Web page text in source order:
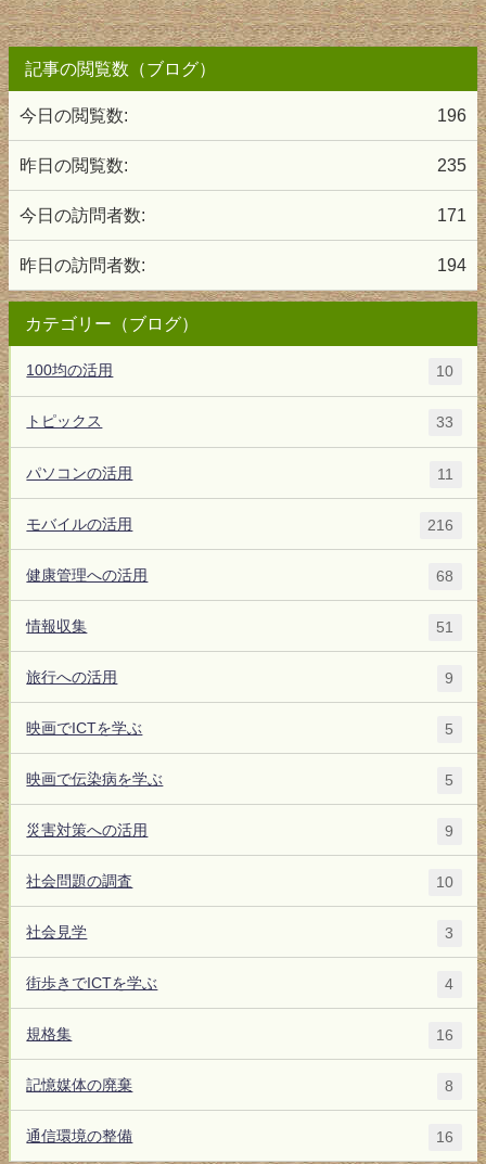
記事の閲覧数（ブログ）
196
今日の閲覧数:
235
昨日の閲覧数:
171
今日の訪問者数:
194
昨日の訪問者数:
カテゴリー（ブログ）
100均の活用 10
トピックス 33
パソコンの活用 11
モバイルの活用 216
健康管理への活用 68
情報収集 51
旅行への活用 9
映画でICTを学ぶ 5
映画で伝染病を学ぶ 5
災害対策への活用 9
社会問題の調査 10
社会見学 3
街歩きでICTを学ぶ 4
規格集 16
記憶媒体の廃棄 8
通信環境の整備 16